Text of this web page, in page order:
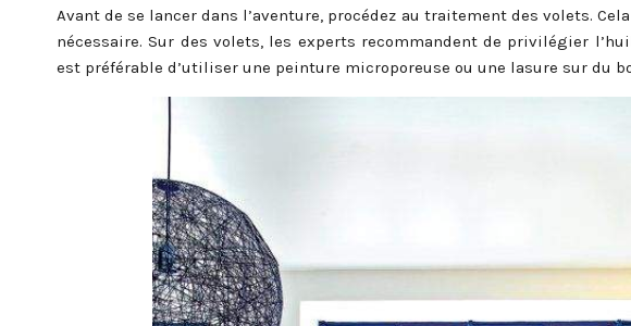
Avant de se lancer dans l’aventure, procédez au traitement des volets.
nécessaire. Sur des volets, les experts recommandent de privilégier
est préférable d’utiliser une peinture microporeuse ou une lasure sur du